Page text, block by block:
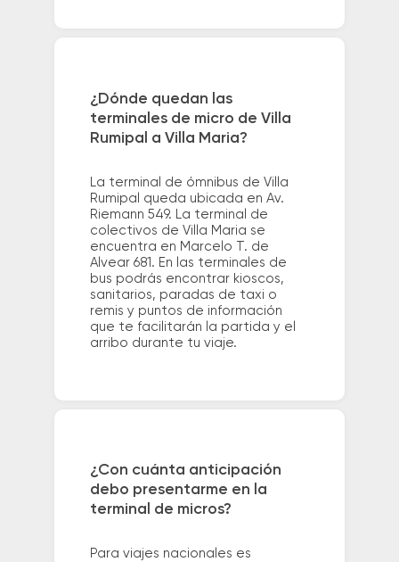
¿Dónde quedan las
terminales de micro de Villa
Rumipal a Villa Maria?
La terminal de ómnibus de Villa
Rumipal queda ubicada en Av.
Riemann 549. La terminal de
colectivos de Villa Maria se
encuentra en Marcelo T. de
Alvear 681. En las terminales de
bus podrás encontrar kioscos,
sanitarios, paradas de taxi o
remis y puntos de información
que te facilitarán la partida y el
arribo durante tu viaje.
¿Con cuánta anticipación
debo presentarme en la
terminal de micros?
Para viajes nacionales es